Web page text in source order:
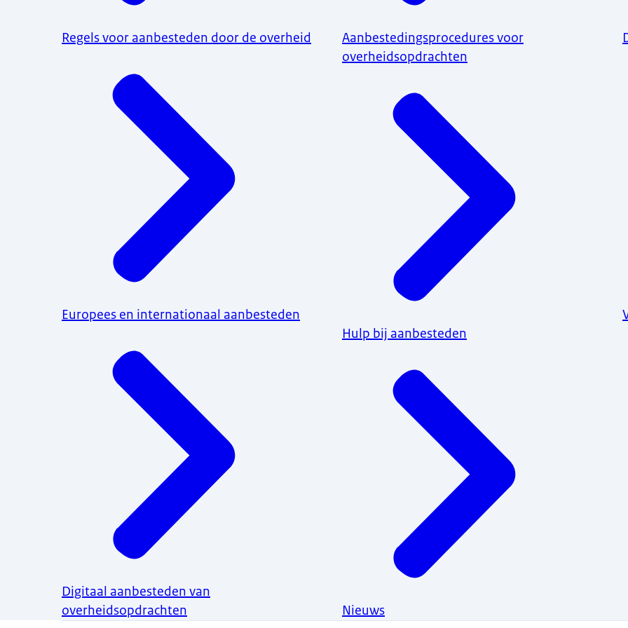
Regels voor aanbesteden door de overheid
Europees en internationaal aanbesteden
Digitaal aanbesteden van
overheidsopdrachten
Aanbestedingsprocedures voor
overheidsopdrachten
Hulp bij aanbesteden
Nieuws